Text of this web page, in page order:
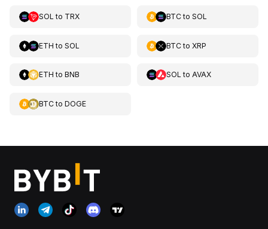
SOL to TRX BTCto SOL
ETH to SOL BTCto XRP
ETH to BNB SOL to AVAX
BTCto DOGE